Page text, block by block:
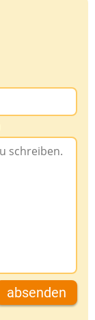
absenden